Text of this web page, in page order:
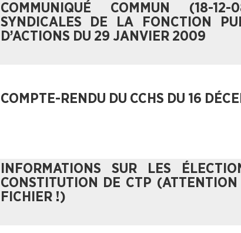
COMMUNIQUÉ COMMUN (18-
SYNDICALES DE LA FONCTION
D’ACTIONS DU 29 JANVIER 2009
COMPTE-RENDU DU CCHS DU 16
INFORMATIONS SUR LES
CONSTITUTION DE CTP
FICHIER !)